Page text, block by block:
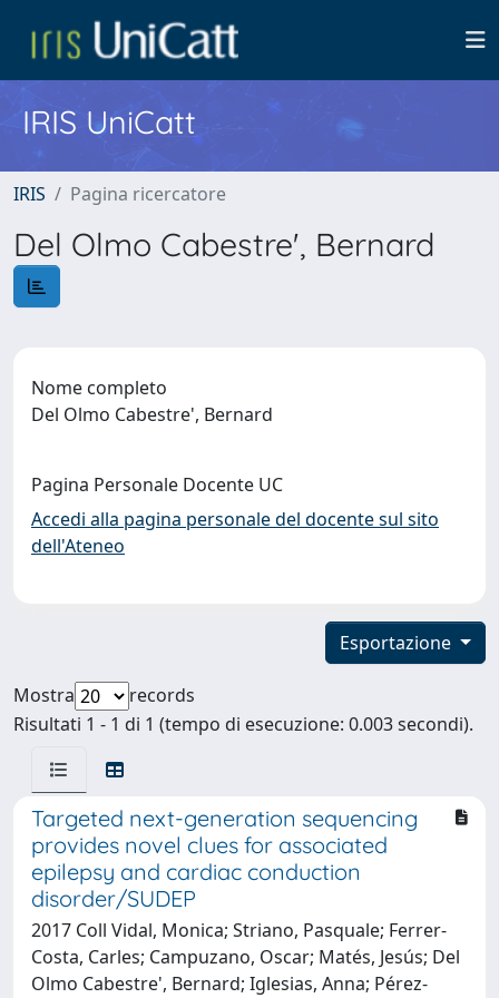
IRIS UniCatt
IRIS Pagina ricercatore
Del Olmo Cabestre', Bernard
Nome completo
Del Olmo Cabestre', Bernard
Pagina Personale Docente UC
Accedi alla pagina personale del docente sul sito
dell'Ateneo
Esportazione
Mostra
records
Risultati 1 - 1 di 1 (tempo di esecuzione: 0.003 secondi).
Targeted next-generation sequencing
provides novel clues for associated
epilepsy and cardiac conduction
disorder/SUDEP
2017 Coll Vidal, Monica; Striano, Pasquale; Ferrer-
Costa, Carles; Campuzano, Oscar; Matés, Jesús; Del
Olmo Cabestre', Bernard; Iglesias, Anna; Pérez-